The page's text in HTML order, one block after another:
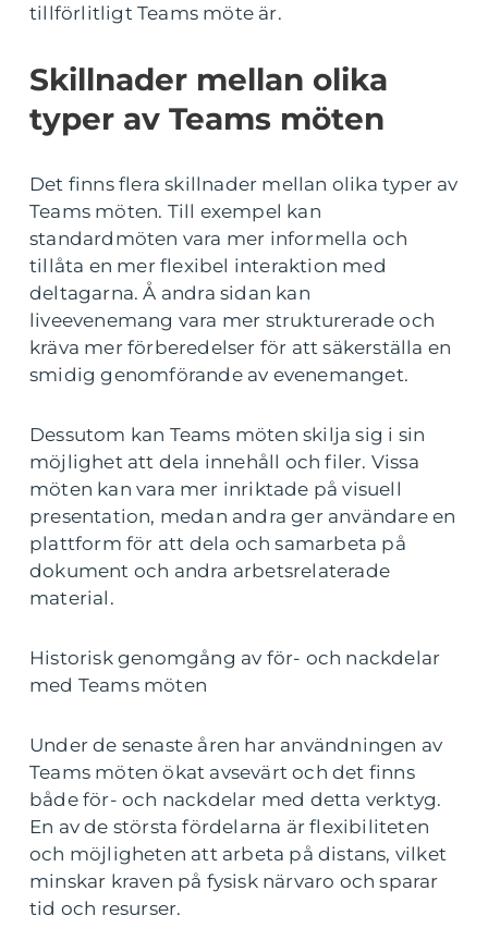
tillförlitligt Teams möte är.
Skillnader mellan olika
typer av Teams möten
Det finns flera skillnader mellan olika typer av
Teams möten. Till exempel kan
standardmöten vara mer informella och
tillåta en mer flexibel interaktion med
deltagarna. Å andra sidan kan
liveevenemang vara mer strukturerade och
kräva mer förberedelser för att säkerställa en
smidig genomförande av evenemanget.
Dessutom kan Teams möten skilja sig i sin
möjlighet att dela innehåll och filer. Vissa
möten kan vara mer inriktade på visuell
presentation, medan andra ger användare en
plattform för att dela och samarbeta på
dokument och andra arbetsrelaterade
material.
Historisk genomgång av för- och nackdelar
med Teams möten
Under de senaste åren har användningen av
Teams möten ökat avsevärt och det finns
både för- och nackdelar med detta verktyg.
En av de största fördelarna är flexibiliteten
och möjligheten att arbeta på distans, vilket
minskar kraven på fysisk närvaro och sparar
tid och resurser.